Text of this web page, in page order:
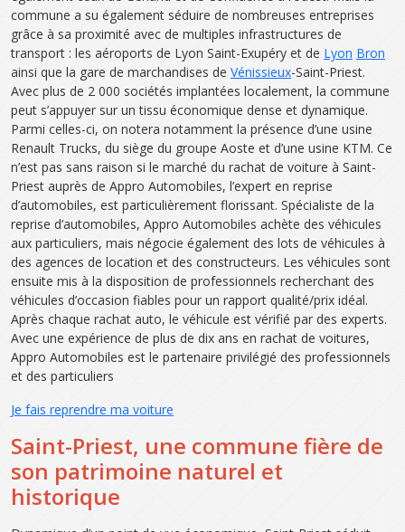
commune a su également séduire de nombreuses entreprises
grâce à sa proximité avec de multiples infrastructures de
transport : les aéroports de Lyon Saint-Exupéry et de Lyon Bron
ainsi que la gare de marchandises de Vénissieux-Saint-Priest.
Avec plus de 2 000 sociétés implantées localement, la commune
peut s’appuyer sur un tissu économique dense et dynamique.
Parmi celles-ci, on notera notamment la présence d’une usine
Renault Trucks, du siège du groupe Aoste et d’une usine KTM. Ce
n’est pas sans raison si le marché du rachat de voiture à Saint-
Priest auprès de Appro Automobiles, l’expert en reprise
d’automobiles, est particulièrement florissant. Spécialiste de la
reprise d’automobiles, Appro Automobiles achète des véhicules
aux particuliers, mais négocie également des lots de véhicules à
des agences de location et des constructeurs. Les véhicules sont
ensuite mis à la disposition de professionnels recherchant des
véhicules d’occasion fiables pour un rapport qualité/prix idéal.
Après chaque rachat auto, le véhicule est vérifié par des experts.
Avec une expérience de plus de dix ans en rachat de voitures,
Appro Automobiles est le partenaire privilégié des professionnels
et des particuliers
Je fais reprendre ma voiture
Saint-Priest, une commune fière de
son patrimoine naturel et
historique